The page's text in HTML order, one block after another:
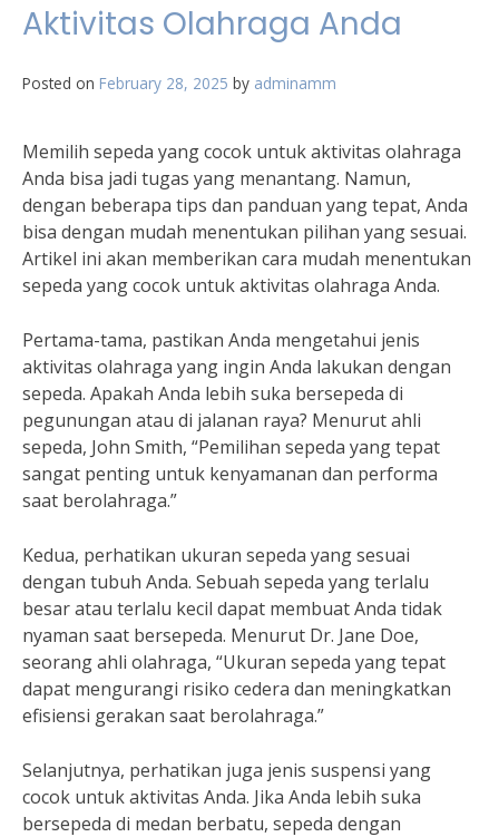
Aktivitas Olahraga Anda
Posted on February 28, 2025 by adminamm
Memilih sepeda yang cocok untuk aktivitas olahraga
Anda bisa jadi tugas yang menantang. Namun,
dengan beberapa tips dan panduan yang tepat, Anda
bisa dengan mudah menentukan pilihan yang sesuai.
Artikel ini akan memberikan cara mudah menentukan
sepeda yang cocok untuk aktivitas olahraga Anda.
Pertama-tama, pastikan Anda mengetahui jenis
aktivitas olahraga yang ingin Anda lakukan dengan
sepeda. Apakah Anda lebih suka bersepeda di
pegunungan atau di jalanan raya? Menurut ahli
sepeda, John Smith, “Pemilihan sepeda yang tepat
sangat penting untuk kenyamanan dan performa
saat berolahraga.”
Kedua, perhatikan ukuran sepeda yang sesuai
dengan tubuh Anda. Sebuah sepeda yang terlalu
besar atau terlalu kecil dapat membuat Anda tidak
nyaman saat bersepeda. Menurut Dr. Jane Doe,
seorang ahli olahraga, “Ukuran sepeda yang tepat
dapat mengurangi risiko cedera dan meningkatkan
efisiensi gerakan saat berolahraga.”
Selanjutnya, perhatikan juga jenis suspensi yang
cocok untuk aktivitas Anda. Jika Anda lebih suka
bersepeda di medan berbatu, sepeda dengan